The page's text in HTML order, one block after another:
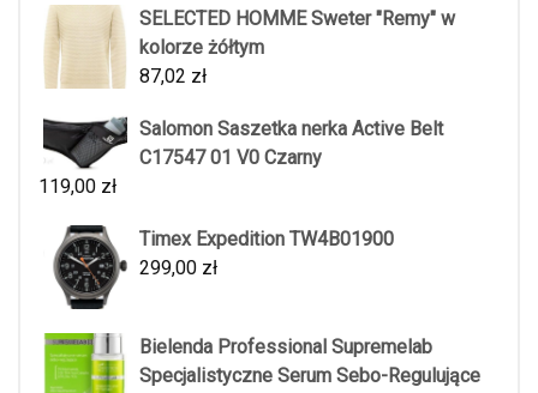
SELECTED HOMME Sweter "Remy" w
kolorze żółtym
87,02 zł
Salomon Saszetka nerka Active Belt
C17547 01 V0 Czarny
119,00 zł
Timex Expedition TW4B01900
299,00 zł
Bielenda Professional Supremelab
Specjalistyczne Serum Sebo-Regulujące